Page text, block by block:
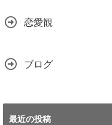
恋愛観
ブログ
最近の投稿